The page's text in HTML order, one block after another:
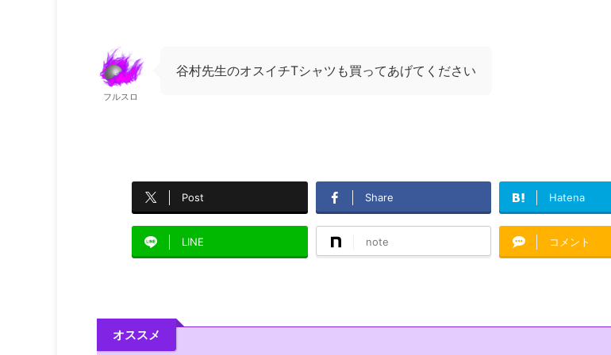
フルスロ
谷村先生のオスイチTシャツも買ってあげてください
Post Share Hatena
LINE note コメント
オススメ